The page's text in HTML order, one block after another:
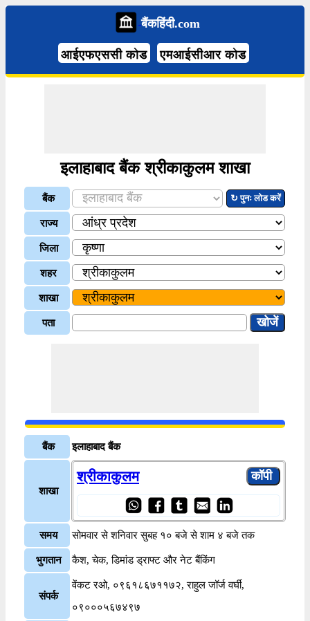
बैंकहिंदी.com
आईएफएससी कोड एमआईसीआर कोड
इलाहाबाद बैंक श्रीकाकुलम शाखा
बैंक ↻ पुनः लोड करें
राज्य
जिला
शहर
शाखा
पता
बैंक इलाहाबाद बैंक
शाखा
श्रीकाकुलम
समय सोमवार से शनिवार सुबह १० बजे से शाम ४ बजे तक
भुगतान कैश, चेक, डिमांड ड्राफ्ट और नेट बैंकिंग
संपर्क
वेंकट रओ, ०९६१८६७११७२, राहुल जॉर्ज वर्घी,
०९०००५६७४९७